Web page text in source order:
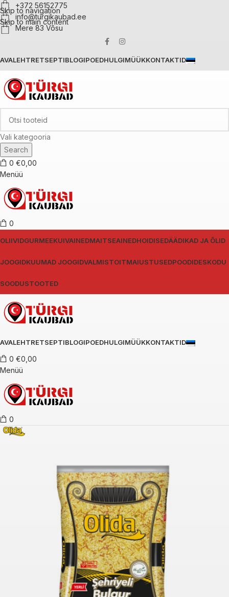
Skip to navigation
Skip to main content
+372 56152775
info@turgikaubad.ee
Mere 83 Võsu
AVALEHTRETSEPTIBLOGIPOEDHULGIMÜÜKKONTAKTID
Vali kategooria
Search
0 €0,00
Menüü
0
OLIIVIDGURMEEKUIVAINEDMAITSEAINEDHOIDISEDÄÄDIKAD JA ÕLID
JOOGIDKUUMAD JOOGIDVALMISTOITMAIUSTUSEDPOODIDESKODU
SOODUSTOOTED
AVALEHTRETSEPTIBLOGIPOEDHULGIMÜÜKKONTAKTID
0 €0,00
Menüü
0